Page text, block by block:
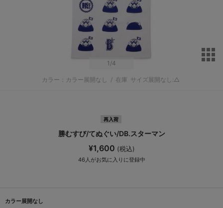
1 /4
カラー：カラー展開なし / 在庫 サイズ展開なし:△
再入荷
勝むすび/てぬぐい/DB.スターマン
¥1,600 (税込)
46 人がお気に入りに登録中
カラー展開なし